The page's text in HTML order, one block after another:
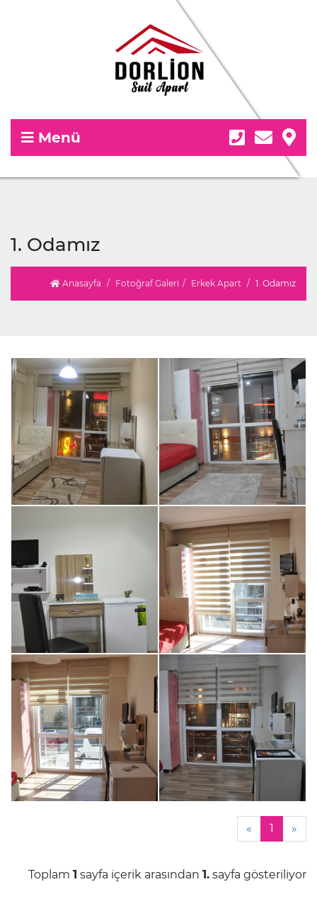
Menü
1. Odamız
Anasayfa Fotoğraf Galeri Erkek Apart 1. Odamız
« 1 »
Toplam 1 sayfa içerik arasından 1. sayfa gösteriliyor